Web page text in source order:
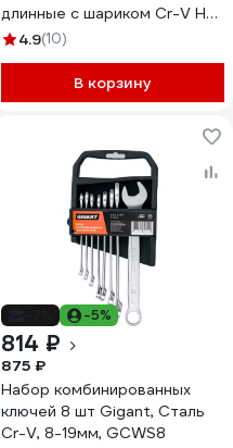
длинные с шариком Cr-V HEX
1,5-10 мм 9 предметов
4.9(10)
В корзину
-5%
814 ₽
875 ₽
Набор комбинированных
ключей 8 шт Gigant, Сталь
Cr-V, 8-19мм, GCWS8